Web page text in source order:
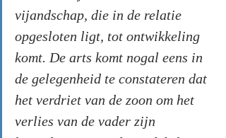
vijandschap, die in de relatie
opgesloten ligt, tot ontwikkeling
komt. De arts komt nogal eens in
de gelegenheid te constateren dat
het verdriet van de zoon om het
verlies van de vader zijn